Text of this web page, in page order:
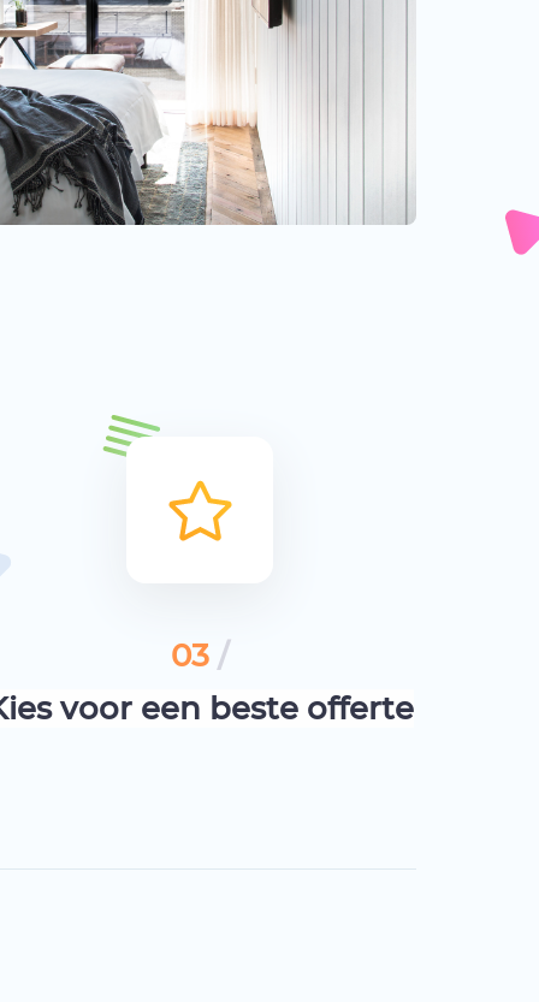
03 /
voor een beste offerte